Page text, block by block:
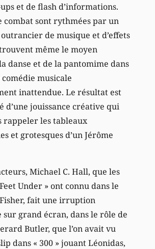
et de flash d’informations.
combat sont rythmées par un
de musique et d’effets
même le moyen
danse et de la pantomime dans
comédie musicale
inattendue. Le résultat est
d’une jouissance créative qui
rappeler les tableaux
et grotesques d’un Jérôme
Michael C. Hall, que les
Under » ont connu dans le
fait une irruption
grand écran, dans le rôle de
Butler, que l’on avait vu
dans « 300 » jouant Léonidas,